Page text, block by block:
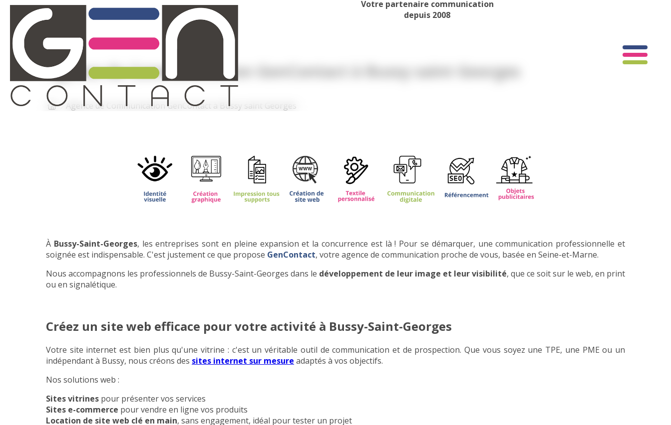
Votre partenaire communication
depuis 2008
Agence de Communication GenContact à Bussy saint Georges
Agence de Communication GenContact à Bussy saint Georges
À Bussy-Saint-Georges, les entreprises sont en pleine expansion et la concurrence est là ! Pour se démarquer, une communication professionnelle et
soignée est indispensable. C'est justement ce que propose GenContact, votre agence de communication proche de vous, basée en Seine-et-Marne.
Nous accompagnons les professionnels de Bussy-Saint-Georges dans le développement de leur image et leur visibilité, que ce soit sur le web, en print
ou en signalétique.
Créez un site web efficace pour votre activité à Bussy-Saint-Georges
Votre site internet est bien plus qu'une vitrine : c'est un véritable outil de communication et de prospection. Que vous soyez une TPE, une PME ou un
indépendant à Bussy, nous créons des sites internet sur mesure adaptés à vos objectifs.
Nos solutions web :
Sites vitrines pour présenter vos services
Sites e-commerce pour vendre en ligne vos produits
Location de site web clé en main, sans engagement, idéal pour tester un projet